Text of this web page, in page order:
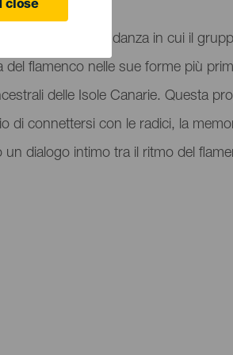
close
di musica e danza in cui il
del flamenco nelle sue forme più
delle Isole Canarie. Questa
di connettersi con le radici, la
un dialogo intimo tra il ritmo del